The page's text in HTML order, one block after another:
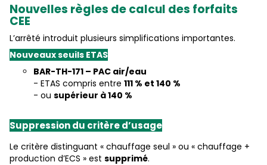
Nouvelles règles de calcul des forfaits
CEE
L’arrêté introduit plusieurs simplifications importantes.
Nouveaux seuils ETAS
BAR-TH-171 – PAC air/eau
- ETAS compris entre 111 % et 140 %
- ou supérieur à 140 %
Suppression du critère d’usage
Le critère distinguant « chauffage seul » ou « chauffage +
production d’ECS » est supprimé.